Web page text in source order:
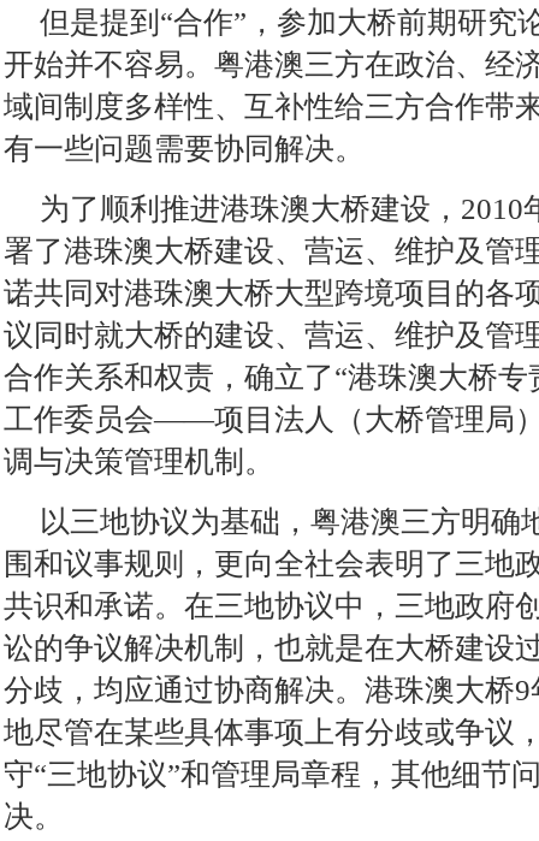
但是提到“合作”，参加大桥前期研究
开始并不容易。粤港澳三方在政治、经
域间制度多样性、互补性给三方合作带
有一些问题需要协同解决。
为了顺利推进港珠澳大桥建设，2010
署了港珠澳大桥建设、营运、维护及管
诺共同对港珠澳大桥大型跨境项目的各
议同时就大桥的建设、营运、维护及管
合作关系和权责，确立了“港珠澳大桥
工作委员会——项目法人（大桥管理局
调与决策管理机制。
以三地协议为基础，粤港澳三方明确
围和议事规则，更向全社会表明了三地
共识和承诺。在三地协议中，三地政府
讼的争议解决机制，也就是在大桥建设
分歧，均应通过协商解决。港珠澳大桥
地尽管在某些具体事项上有分歧或争议
守“三地协议”和管理局章程，其他细节
决。